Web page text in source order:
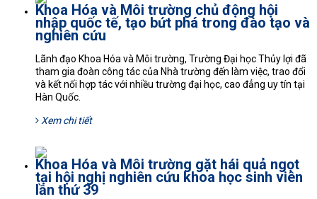
Khoa Hóa và Môi trường chủ động hội
nhập quốc tế, tạo bứt phá trong đào tạo và
nghiên cứu
Lãnh đạo Khoa Hóa và Môi trường, Trường Đại học Thủy lợi đã
tham gia đoàn công tác của Nhà trường đến làm việc, trao đổi
và kết nối hợp tác với nhiều trường đại học, cao đẳng uy tín tại
Hàn Quốc.
Xem chi tiết
Khoa Hóa và Môi trường gặt hái quả ngọt
tại hội nghị nghiên cứu khoa học sinh viên
lần thứ 39